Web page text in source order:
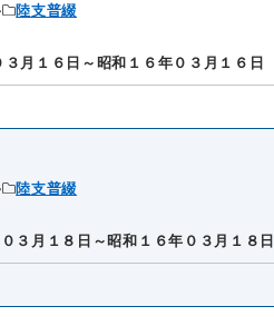
陸支普綴
月１６日～昭和１６年０３月１６日
陸支普綴
３月１８日～昭和１６年０３月１８日